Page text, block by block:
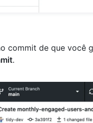
commit de que você
.